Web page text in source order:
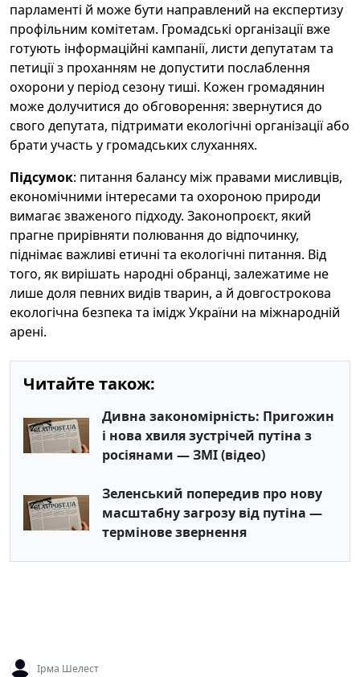
парламенті й може бути направлений на експертизу
профільним комітетам. Громадські організації вже
готують інформаційні кампанії, листи депутатам та
петиції з проханням не допустити послаблення
охорони у період сезону тиші. Кожен громадянин
може долучитися до обговорення: звернутися до
свого депутата, підтримати екологічні організації або
брати участь у громадських слуханнях.
Підсумок: питання балансу між правами мисливців,
економічними інтересами та охороною природи
вимагає зваженого підходу. Законопроєкт, який
прагне прирівняти полювання до відпочинку,
піднімає важливі етичні та екологічні питання. Від
того, як вирішать народні обранці, залежатиме не
лише доля певних видів тварин, а й довгострокова
екологічна безпека та імідж України на міжнародній
арені.
Читайте також:
Дивна закономірність: Пригожин
і нова хвиля зустрічей путіна з
росіянами — ЗМІ (відео)
Зеленський попередив про нову
масштабну загрозу від путіна —
термінове звернення
Ірма Шелест